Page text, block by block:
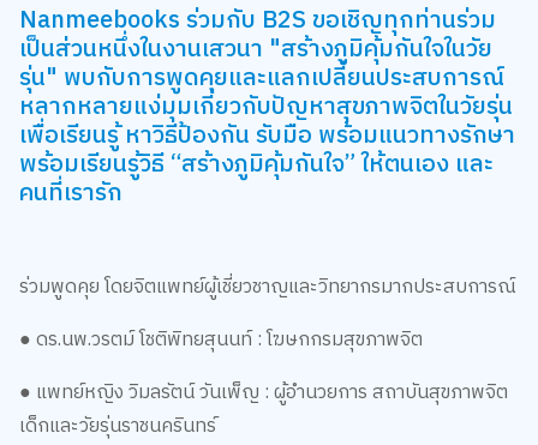
Nanmeebooks ร่วมกับ B2S ขอเชิญทุกท่านร่วม
เป็นส่วนหนึ่งในงานเสวนา "สร้างภูมิคุ้มกันใจในวัย
รุ่น" พบกับการพูดคุยและแลกเปลี่ยนประสบการณ์
หลากหลายแง่มุมเกี่ยวกับปัญหาสุขภาพจิตในวัยรุ่น
เพื่อเรียนรู้ หาวิธีป้องกัน รับมือ พร้อมแนวทางรักษา
พร้อมเรียนรู้วิธี “สร้างภูมิคุ้มกันใจ” ให้ตนเอง และ
คนที่เรารัก
ร่วมพูดคุย โดยจิตแพทย์ผู้เชี่ยวชาญและวิทยากรมากประสบการณ์
● ดร.นพ.วรตม์ โชติพิทยสุนนท์ : โฆษกกรมสุขภาพจิต
● แพทย์หญิง วิมลรัตน์ วันเพ็ญ : ผู้อำนวยการ สถาบันสุขภาพจิต
เด็กและวัยรุ่นราชนครินทร์